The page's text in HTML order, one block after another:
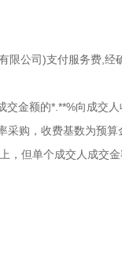
限公司)支付服务费,经
金额的*.**%向成交
采购，收费基数为预算
，但单个成交人成交